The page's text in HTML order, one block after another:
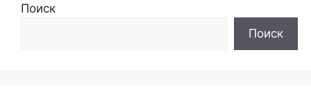
Поиск
Поиск